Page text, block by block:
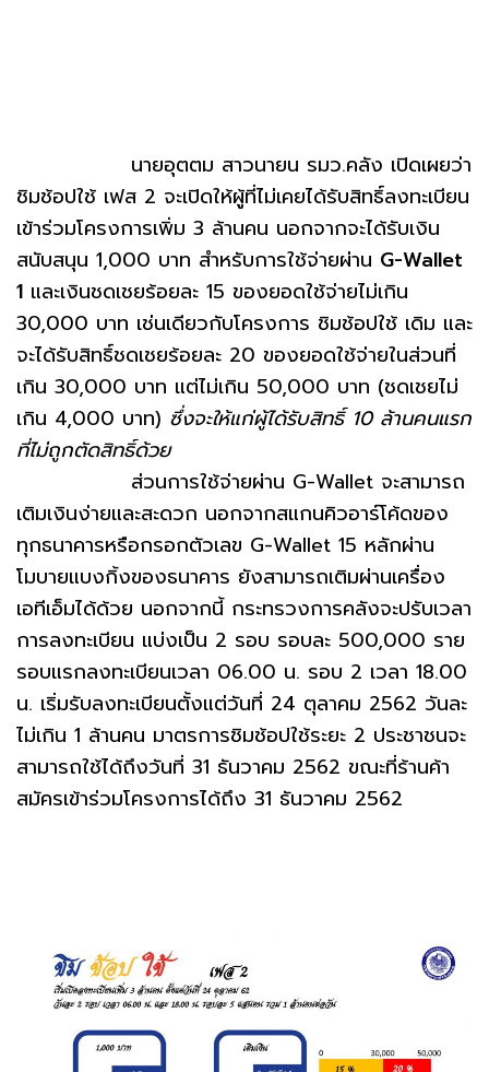
นายอุตตม สาวนายน รมว.คลัง เปิดเผยว่า
ชิมช้อปใช้ เฟส 2 จะเปิดให้ผู้ที่ไม่เคยได้รับสิทธิ์ลงทะเบียน
เข้าร่วมโครงการเพิ่ม 3 ล้านคน นอกจากจะได้รับเงิน
สนับสนุน 1,000 บาท สำหรับการใช้จ่ายผ่าน G-Wallet
1 และเงินชดเชยร้อยละ 15 ของยอดใช้จ่ายไม่เกิน
30,000 บาท เช่นเดียวกับโครงการ ชิมช้อปใช้ เดิม และ
จะได้รับสิทธิ์ชดเชยร้อยละ 20 ของยอดใช้จ่ายในส่วนที่
เกิน 30,000 บาท แต่ไม่เกิน 50,000 บาท (ชดเชยไม่
เกิน 4,000 บาท) ซึ่งจะให้แก่ผู้ได้รับสิทธิ์ 10 ล้านคนแรก
ที่ไม่ถูกตัดสิทธิ์ด้วย
ส่วนการใช้จ่ายผ่าน G-Wallet จะสามารถ
เติมเงินง่ายและสะดวก นอกจากสแกนคิวอาร์โค้ดของ
ทุกธนาคารหรือกรอกตัวเลข G-Wallet 15 หลักผ่าน
โมบายแบงกิ้งของธนาคาร ยังสามารถเติมผ่านเครื่อง
เอทีเอ็มได้ด้วย นอกจากนี้ กระทรวงการคลังจะปรับเวลา
การลงทะเบียน แบ่งเป็น 2 รอบ รอบละ 500,000 ราย
รอบแรกลงทะเบียนเวลา 06.00 น. รอบ 2 เวลา 18.00
น. เริ่มรับลงทะเบียนตั้งแต่วันที่ 24 ตุลาคม 2562 วันละ
ไม่เกิน 1 ล้านคน มาตรการชิมช้อปใช้ระยะ 2 ประชาชนจะ
สามารถใช้ได้ถึงวันที่ 31 ธันวาคม 2562 ขณะที่ร้านค้า
สมัครเข้าร่วมโครงการได้ถึง 31 ธันวาคม 2562